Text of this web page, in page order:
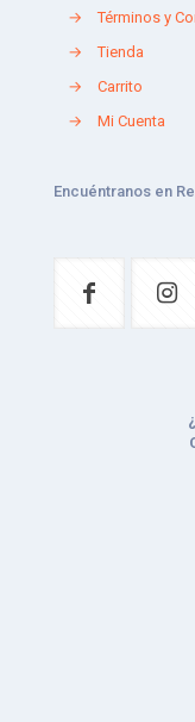
→
Términos y
→
Tienda
→
Carrito
→
Mi Cuenta
Encuéntranos en